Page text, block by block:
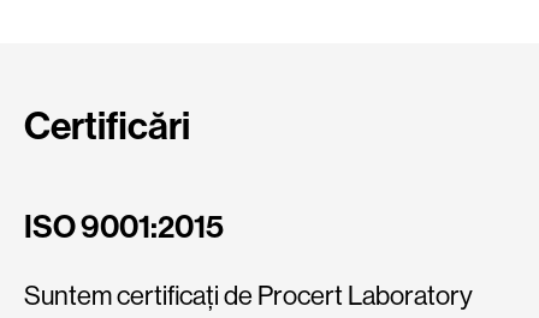
Certificări
ISO 9001:2015
Suntem certificați de Procert Laboratory